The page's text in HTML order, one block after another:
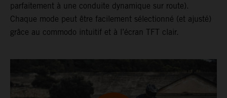
parfaitement à une conduite dynamique sur route).
Chaque mode peut être facilement sélectionné (et ajusté)
grâce au commodo intuitif et à l’écran TFT clair.